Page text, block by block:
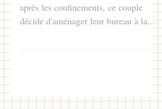
Avant-après : Lyon Croix-Rousse,
après les confinements, ce couple
d'ado